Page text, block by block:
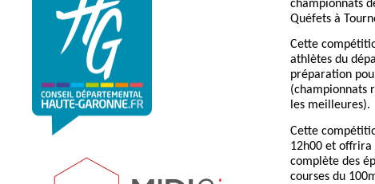
championnats
Quéfets à
Cette
athlètes du
préparation
(championnats
les meilleures).
Cette
12h00 et offrira
complète des
courses du